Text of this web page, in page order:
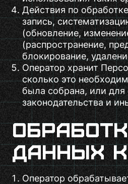
Действия по
запись,
(обновление,
(распространение,
блокирование,
Оператор хранит
сколько это
была собрана, или
законодательства и
данных
Оператор